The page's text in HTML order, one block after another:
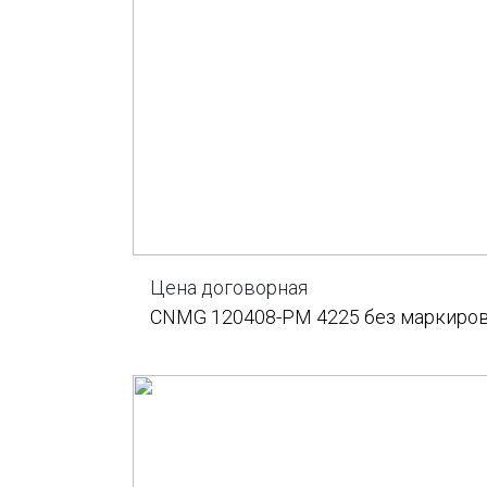
Цена договорная
CNMG 120408-PM 4225 без